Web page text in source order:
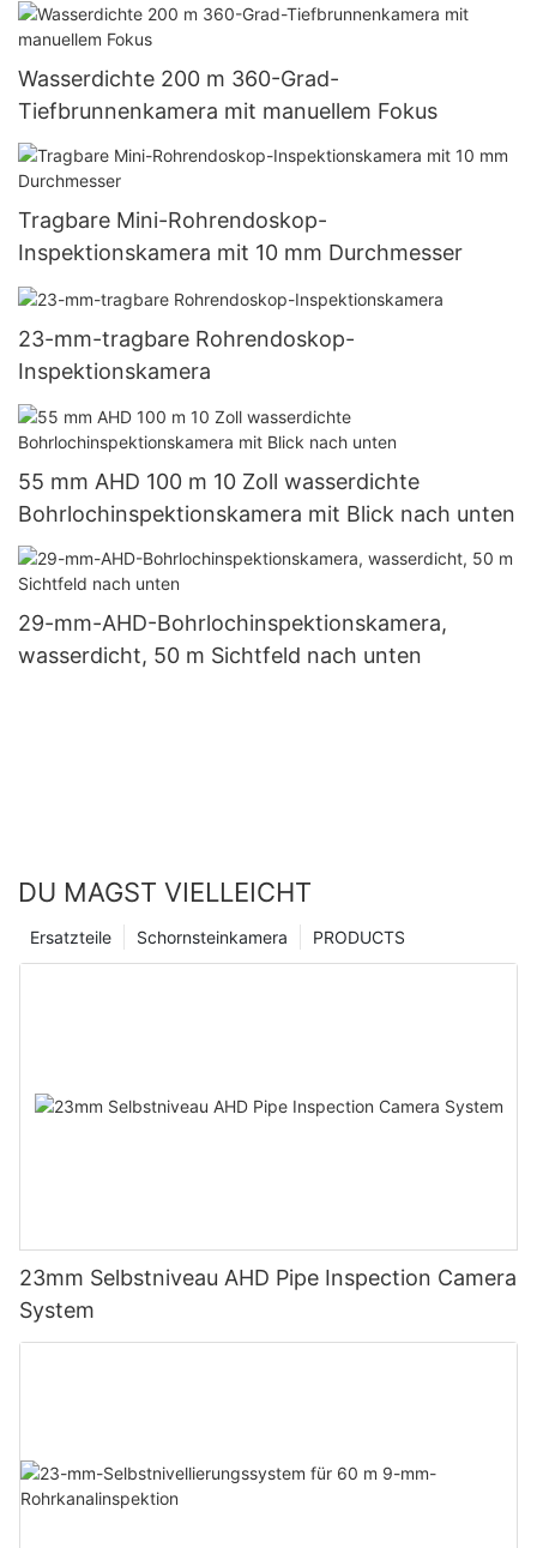
Wasserdichte 200 m 360-Grad-
Tiefbrunnenkamera mit manuellem Fokus
Tragbare Mini-Rohrendoskop-
Inspektionskamera mit 10 mm Durchmesser
23-mm-tragbare Rohrendoskop-
Inspektionskamera
55 mm AHD 100 m 10 Zoll wasserdichte
Bohrlochinspektionskamera mit Blick nach unten
29-mm-AHD-Bohrlochinspektionskamera,
wasserdicht, 50 m Sichtfeld nach unten
DU MAGST VIELLEICHT
PRODUCTS
Schornsteinkamera
Ersatzteile
23mm Selbstniveau AHD Pipe Inspection Camera
System